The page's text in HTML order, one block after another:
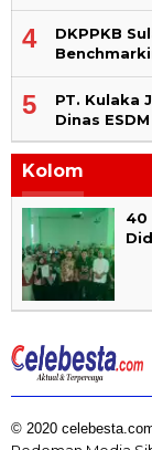
4
DKPPKB
5
PT. Kulaka
Dinas
Kolom
40
© 2020